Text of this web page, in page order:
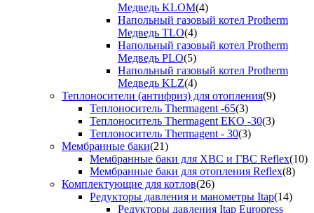
Медведь KLOM(4)
Напольный газовый котел Protherm
Медведь TLO(4)
Напольный газовый котел Protherm
Медведь PLO(5)
Напольный газовый котел Protherm
Медведь KLZ(4)
Теплоносители (антифриз) для отопления(9)
Теплоноситель Thermagent -65(3)
Теплоноситель Thermagent EKO -30(3)
Теплоноситель Thermagent - 30(3)
Мембранные баки(21)
Мембранные баки для ХВС и ГВС Reflex(10)
Мембранные баки для отопления Reflex(8)
Комплектующие для котлов(26)
Редукторы давления и манометры Itap(14)
Редукторы давления Itap Europress